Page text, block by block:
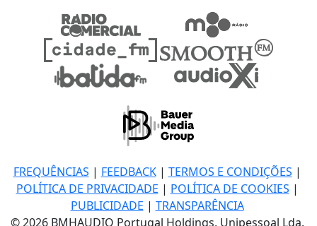
FREQUÊNCIAS | FEEDBACK| TERMOS E CONDIÇÕES |
POLÍTICA DE PRIVACIDADE | POLÍTICA DE COOKIES |
PUBLICIDADE | TRANSPARÊNCIA
© 2026 BMHAUDIO Portugal Holdings, Unipessoal Lda.